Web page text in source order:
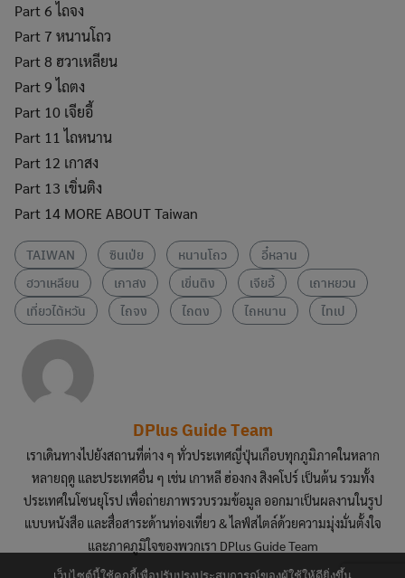
Part 6 ไถจง
Part 7 หนานโถว
Part 8 ฮวาเหลียน
Part 9 ไถตง
Part 10 เจียอี้
Part 11 ไถหนาน
Part 12 เกาสง
Part 13 เขิ่นติง
Part 14 MORE ABOUT Taiwan
TAIWAN ซินเป่ย หนานโถว
อี๋หลาน
ฮวาเหลียน
เกาสง เขิ่นติง เจียอี้
เถาหยวน
เที่ยวไต้หวัน
ไถจง ไถตง ไถหนาน ไทเป
DPlus Guide Team
เราเดินทางไปยังสถานที่ต่าง ๆ ทั่วประเทศญี่ปุ่นเกือบทุกภูมิภาคในหลาก
หลายฤดู และประเทศอื่น ๆ เช่น เกาหลี ฮ่องกง สิงคโปร์ เป็นต้น รวมทั้ง
ประเทศในโซนยุโรป เพื่อถ่ายภาพรวบรวมข้อมูล ออกมาเป็นผลงานในรูป
แบบหนังสือ และสื่อสาระด้านท่องเที่ยว & ไลฟ์สไตล์ด้วยความมุ่งมั่นตั้งใจ
และภาคภูมิใจของพวกเรา DPlus Guide Team